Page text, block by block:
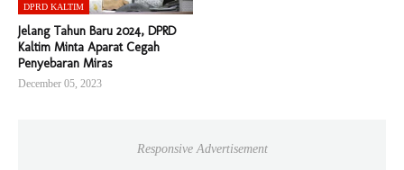
DPRD KALTIM
Jelang Tahun Baru 2024, DPRD
Kaltim Minta Aparat Cegah
Penyebaran Miras
December 05, 2023
Responsive Advertisement